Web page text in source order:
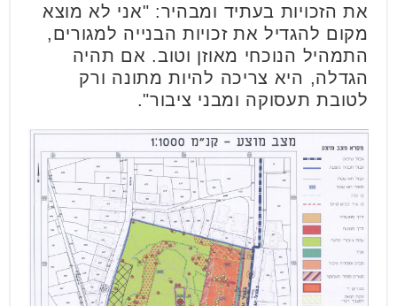
את הזכויות בעתיד ומבהיר: "אני לא מוצא
מקום להגדיל את זכויות הבנייה למגורים,
התמהיל הנוכחי מאוזן וטוב. אם תהיה
הגדלה, היא צריכה להיות מתונה ורק
לטובת תעסוקה ומבני ציבור".